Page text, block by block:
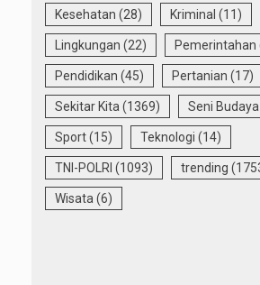
Kesehatan (28) Kriminal (11)
Lingkungan (22) Pemerintahan
Pendidikan (45) Pertanian (17)
Sekitar Kita (1369) Seni Budaya
Sport(15) Teknologi (14)
TNI-POLRI (1093) trending
Wisata (6)